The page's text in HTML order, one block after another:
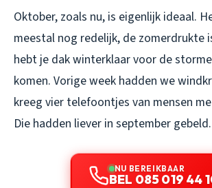
Oktober, zoals nu, is eigenlijk ideaal.
meestal nog redelijk, de zomerdrukte
hebt je dak winterklaar voor de
komen. Vorige week hadden we
kreeg vier telefoontjes van mensen
Die hadden liever in september gebeld.
NU BEREIKBAAR
BEL 085 019 44